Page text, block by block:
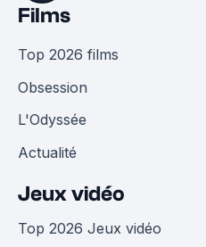
Films
Top 2026 films
Obsession
L'Odyssée
Actualité
Jeux vidéo
Top 2026 Jeux vidéo